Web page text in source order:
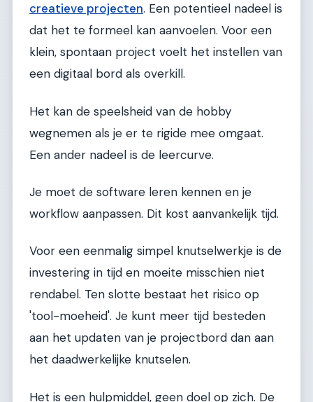
creatieve projecten. Een potentieel nadeel is
dat het te formeel kan aanvoelen. Voor een
klein, spontaan project voelt het instellen van
een digitaal bord als overkill.
Het kan de speelsheid van de hobby
wegnemen als je er te rigide mee omgaat.
Een ander nadeel is de leercurve.
Je moet de software leren kennen en je
workflow aanpassen. Dit kost aanvankelijk tijd.
Voor een eenmalig simpel knutselwerkje is de
investering in tijd en moeite misschien niet
rendabel. Ten slotte bestaat het risico op
'tool-moeheid'. Je kunt meer tijd besteden
aan het updaten van je projectbord dan aan
het daadwerkelijke knutselen.
Het is een hulpmiddel, geen doel op zich. De